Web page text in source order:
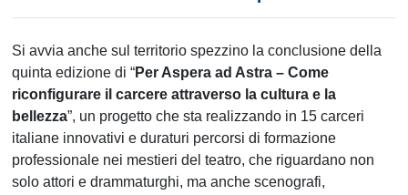
Si avvia anche sul territorio spezzino la conclusione della
quinta edizione di “Per Aspera ad Astra – Come
riconfigurare il carcere attraverso la cultura e la
bellezza”, un progetto che sta realizzando in 15 carceri
italiane innovativi e duraturi percorsi di formazione
professionale nei mestieri del teatro, che riguardano non
solo attori e drammaturghi, ma anche scenografi,